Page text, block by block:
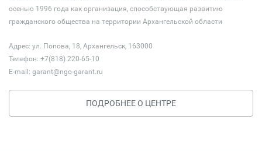
осенью 1996 года как организация, способствующая развитию
гражданского общества на территории Архангельской области
Адрес: ул. Попова, 18, Архангельск, 163000
Телефон: +7(818) 220-65-10
E-mail: garant@ngo-garant.ru
ПОДРОБНЕЕ О ЦЕНТРЕ